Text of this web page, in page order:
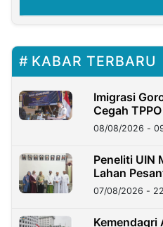
KABAR TERBARU
Imigrasi
Cegah
08/08/2026 -
Peneliti UIN
Lahan
07/08/2026 -
Kemendagri